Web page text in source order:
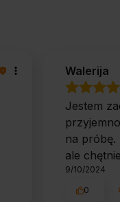
Walerija
Jestem
na próbę.
ale
9/10/2024
0